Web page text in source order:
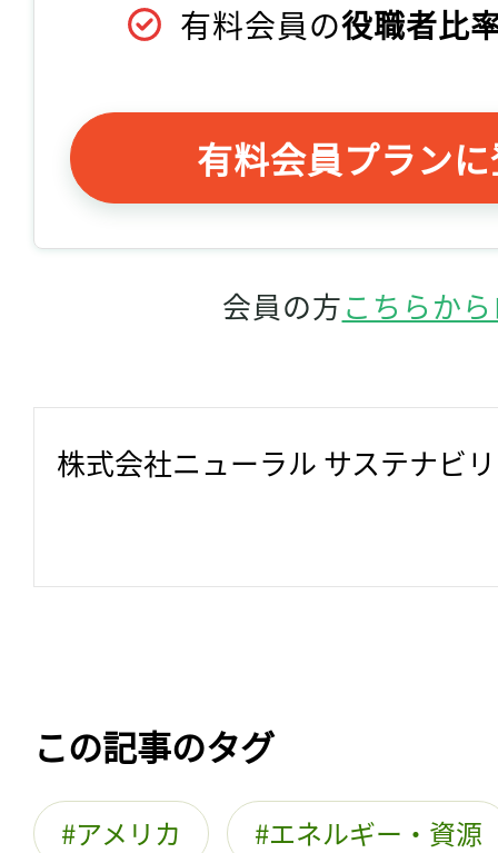
有料会員の役職者比
有料会員プラン
会員の方こちらか
株式会社ニューラル サステナビ
この記事のタグ
アメリカ エネルギー・資源